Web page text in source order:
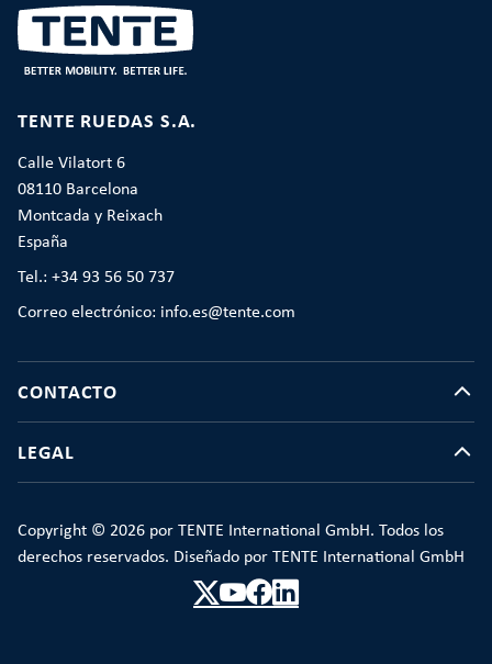
TENTE RUEDAS S.A.
Calle Vilatort 6
08110 Barcelona
Montcada y Reixach
España
Tel.: +34 93 56 50 737
Correo electrónico: info.es@tente.com
CONTACTO
LEGAL
Copyright © 2026 por TENTE International GmbH. Todos los
derechos reservados. Diseñado por TENTE International GmbH